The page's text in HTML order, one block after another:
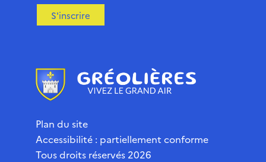
S'inscrire
Plan du site
Accessibilité : partiellement conforme
Tous droits réservés 2026